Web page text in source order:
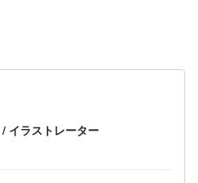
/ イラストレーター